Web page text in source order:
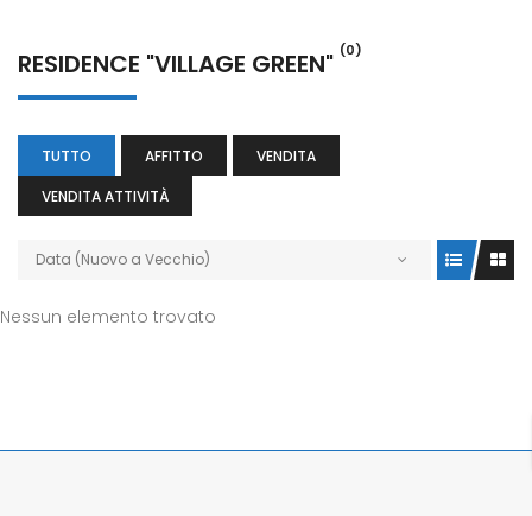
RESIDENCE "VILLAGE GREEN" (0)
TUTTO AFFITTO
VENDITA
VENDITA ATTIVITÀ
Data (Nuovo a Vecchio)
Nessun elemento trovato